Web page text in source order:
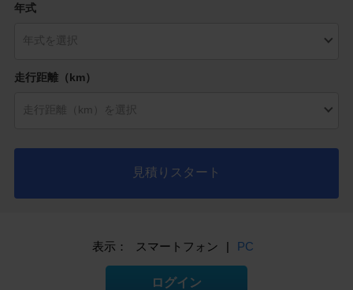
年式
走行距離（km）
見積りスタート
表示： スマートフォン | PC
ログイン